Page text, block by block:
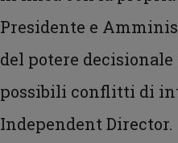
Presidente e
del potere
possibili conflitti di
Independent Director.